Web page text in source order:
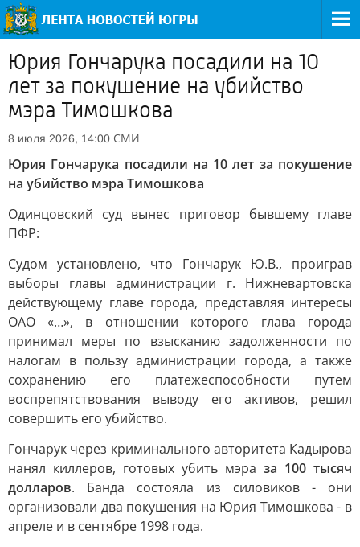
Юрия Гончарука посадили на 10
лет за покушение на убийство
мэра Тимошкова
8 июля 2026, 14:00 СМИ
Юрия Гончарука посадили на 10 лет за покушение
на убийство мэра Тимошкова
Одинцовский суд вынес приговор бывшему главе
ПФР:
Судом установлено, что Гончарук Ю.В., проиграв
выборы главы администрации г. Нижневартовска
действующему главе города, представляя интересы
ОАО «…», в отношении которого глава города
принимал меры по взысканию задолженности по
налогам в пользу администрации города, а также
сохранению его платежеспособности путем
воспрепятствования выводу его активов, решил
совершить его убийство.
Гончарук через криминального авторитета Кадырова
нанял киллеров, готовых убить мэра за 100 тысяч
долларов. Банда состояла из силовиков - они
организовали два покушения на Юрия Тимошкова - в
апреле и в сентябре 1998 года.